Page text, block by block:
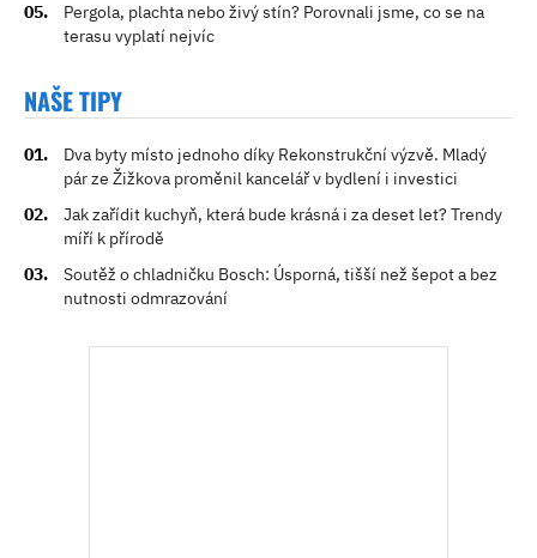
Pergola, plachta nebo živý stín? Porovnali jsme, co se na
terasu vyplatí nejvíc
NAŠE TIPY
Dva byty místo jednoho díky Rekonstrukční výzvě. Mladý
pár ze Žižkova proměnil kancelář v bydlení i investici
Jak zařídit kuchyň, která bude krásná i za deset let? Trendy
míří k přírodě
Soutěž o chladničku Bosch: Úsporná, tišší než šepot a bez
nutnosti odmrazování